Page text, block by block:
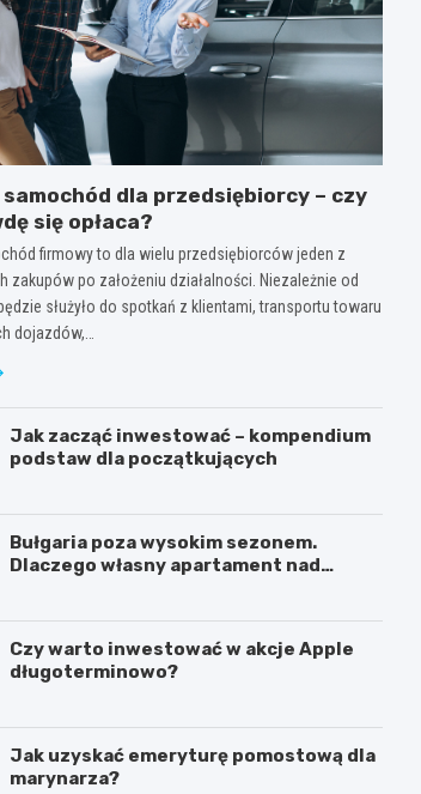
dla przedsiębiorcy – czy
się opłaca?
firmowy to dla wielu przedsiębiorców jeden z
zakupów po założeniu działalności. Niezależnie od
służyło do spotkań z klientami, transportu towaru
dojazdów,…
Jak zacząć inwestować – kompendium
podstaw dla początkujących
Bułgaria poza wysokim sezonem.
Dlaczego własny apartament nad
Czy warto inwestować w akcje Apple
długoterminowo?
Jak uzyskać emeryturę pomostową dla
marynarza?